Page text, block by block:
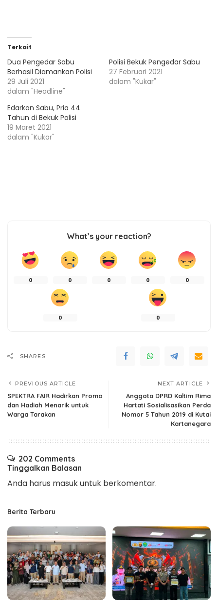
Terkait
Dua Pengedar Sabu
Berhasil Diamankan Polisi
29 Juli 2021
dalam "Headline"
Polisi Bekuk Pengedar Sabu
27 Februari 2021
dalam "Kukar"
Edarkan Sabu, Pria 44
Tahun di Bekuk Polisi
19 Maret 2021
dalam "Kukar"
What’s your reaction?
0 0 0 0 0
0 0
SHARES
PREVIOUS ARTICLE
SPEKTRA FAIR Hadirkan Promo
dan Hadiah Menarik untuk
Warga Tarakan
NEXT ARTICLE
Anggota DPRD Kaltim Rima
Hartati Sosialisasikan Perda
Nomor 5 Tahun 2019 di Kutai
Kartanegara
202 Comments
Tinggalkan Balasan
Anda harus masukuntuk berkomentar.
Berita Terbaru